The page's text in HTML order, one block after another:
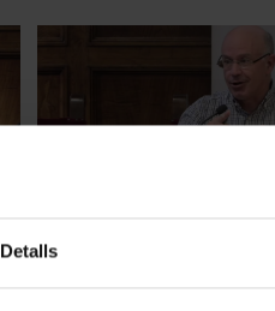
DetallsCondicions de vida de
universitats de Catalunya